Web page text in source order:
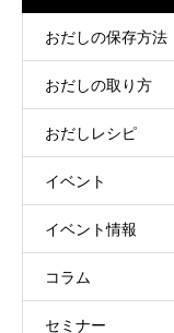
おだしの保存方法
おだしの取り方
おだしレシピ
イベント
イベント情報
コラム
セミナー